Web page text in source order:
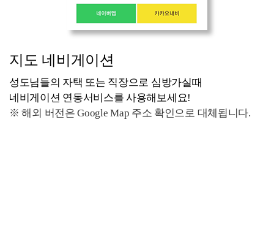
지도 네비게이션
성도님들의 자택 또는 직장으로 심방가실때
네비게이션 연동서비스를 사용해보세요!
※ 해외 버전은 Google Map 주소 확인으로 대체됩니다.